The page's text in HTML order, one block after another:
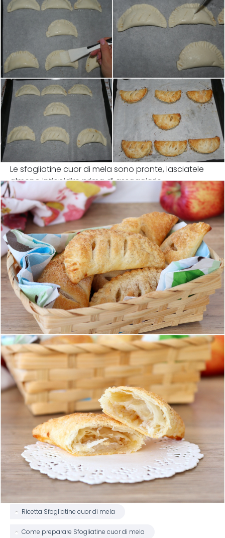
Le sfogliatine cuor di mela sono pronte, lasciatele
almeno intiepidire prima di assaggiarle.
Ricetta Sfogliatine cuor di mela
Come preparare Sfogliatine cuor di mela